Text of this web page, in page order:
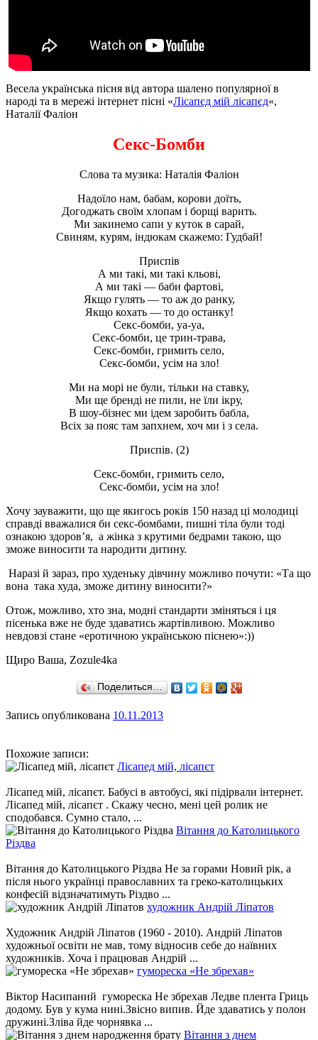
Весела українська пісня від автора шалено популярної в
народі та в мережі інтернет пісні «Лісапєд мій лісапєд«,
Наталії Фаліон
Ceкс-Бомби
Слова та музика: Наталія Фаліон
Надоїло нам, бабам, корови доїть,
Догоджать своїм хлопам і борщі варить.
Ми закинемо сапи у куток в сарай,
Свиням, курям, індюкам скажемо: Гудбай!
Приспів
А ми такі, ми такі кльові,
А ми такі — баби фартові,
Якщо гулять — то аж до ранку,
Якщо кохать — то до останку!
Ceкс-бомби, уа-уа,
Ceкс-бомби, це трин-трава,
Ceкс-бомби, гримить село,
Ceкс-бомби, усім на зло!
Ми на морі не були, тільки на ставку,
Ми ще бренді не пили, не їли ікру,
В шоу-бізнес ми ідем заробить бабла,
Всіх за пояс там запхнем, хоч ми і з села.
Приспів. (2)
Ceкс-бомби, гримить село,
Ceкс-бомби, усім на зло!
Хочу зауважити, що ще якигось років 150 назад ці молодиці
справді вважалися би ceкс-бомбами, пишні тіла були тоді
ознакою здоров’я, а жінка з крутими бедрами такою, що
зможе виносити та народити дитину.
Наразі й зараз, про худеньку дівчину можливо почути: «Та що
вона така худа, зможе дитину виносити?»
Отож, можливо, хто зна, модні стандарти зміняться і ця
пісенька вже не буде здаватись жартівливою. Можливо
невдовзі стане «еротичною українською піснею»:))
Щиро Ваша, Zozule4ka
Поделиться…
Запись опубликована 10.11.2013
Похожие записи:
Лісапед мій, лісапєт
Лісапед мій, лісапєт. Бабусі в автобусі, які підірвали інтернет.
Лісапед мій, лісапєт . Скажу чесно, мені цей ролик не
сподобався. Сумно стало, ...
Вітання до Католицького
Різдва
Вітання до Католицького Різдва Не за горами Новий рік, а
після нього українці православних та греко-католицьких
конфесій відзначатимуть Різдво ...
художник Андрій Ліпатов
Художник Андрій Ліпатов (1960 - 2010). Андрій Ліпатов
художньої освіти не мав, тому відносив себе до наївних
художників. Хоча і працював Андрій ...
гумореска «Не збрехав»
Віктор Насипаний гумореска Не збрехав Ледве плента Гриць
додому. Був у кума нині.Звісно випив. Йде здаватись у полон
дружині.Зліва йде чорнявка ...
Вітання з днем